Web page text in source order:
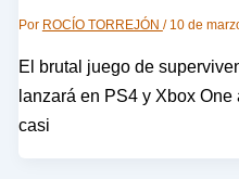
Por ROCÍO TORREJÓN / 10 de
El brutal juego de
lanzará en PS4 y Xbox
casi